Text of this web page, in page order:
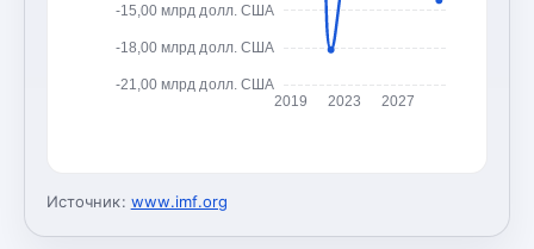
-21,00 млрд долл. США
-18,00 млрд долл. США
-15,00 млрд долл. США
2019 2023 2027
Источник: www.imf.org